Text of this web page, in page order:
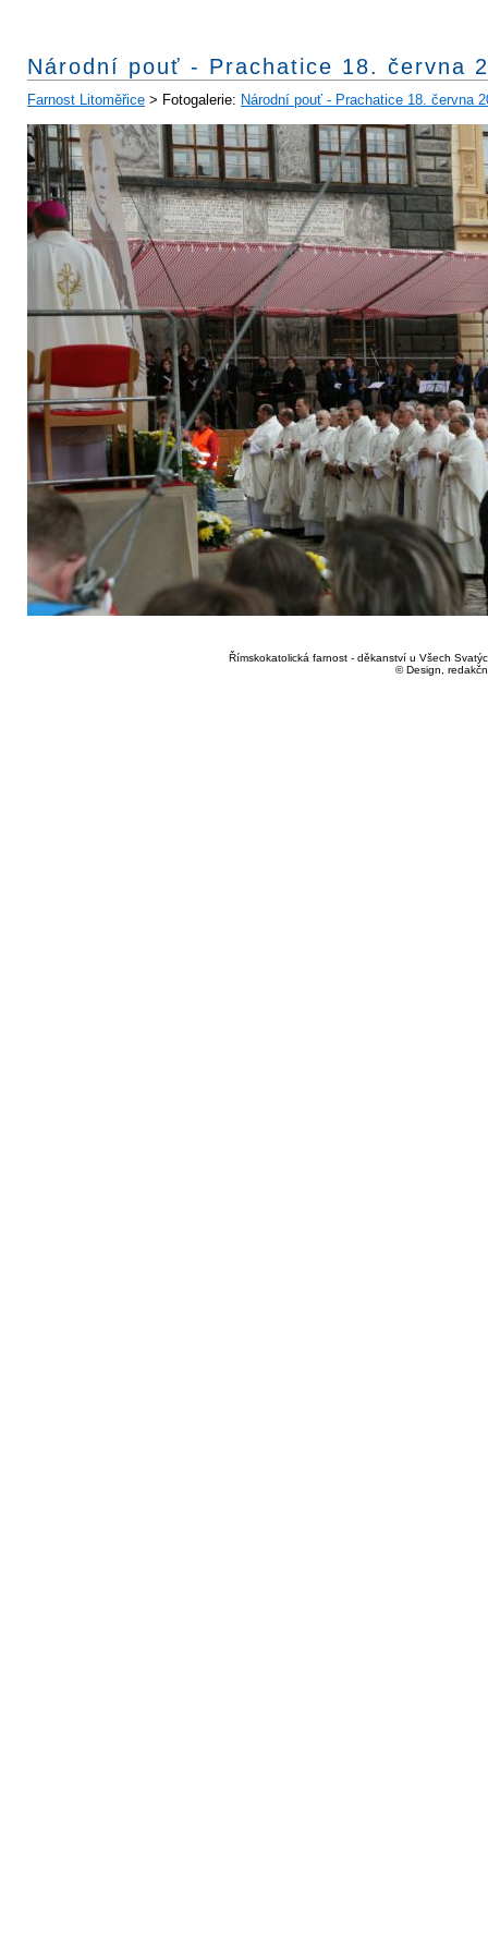
Národní pouť - Prachatice 18. června
Farnost Litoměřice > Fotogalerie: Národní pouť - Prachatice 18. června
Římskokatolická farnost - děkanství u Všech
© Design,